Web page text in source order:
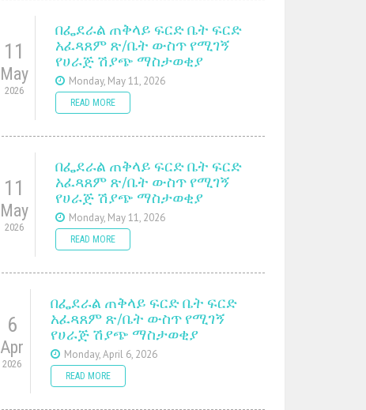
11
May
2026
በፌደራል ጠቅላይ ፍርድ ቤት ፍርድ
አፈጻጸም ጽ/ቤት ውስጥ የሚገኝ
የሀራጅ ሽያጭ ማስታወቂያ
Monday, May 11, 2026
READ MORE
11
May
2026
በፌደራል ጠቅላይ ፍርድ ቤት ፍርድ
አፈጻጸም ጽ/ቤት ውስጥ የሚገኝ
የሀራጅ ሽያጭ ማስታወቂያ
Monday, May 11, 2026
READ MORE
6
Apr
2026
በፌደራል ጠቅላይ ፍርድ ቤት ፍርድ
አፈጻጸም ጽ/ቤት ውስጥ የሚገኝ
የሀራጅ ሽያጭ ማስታወቂያ
Monday, April 6, 2026
READ MORE